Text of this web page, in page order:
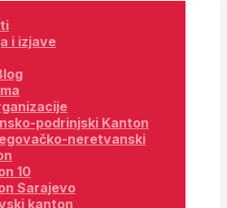
i izjave
podrinjski Kanton
neretvanski
10
Sarajevo
kanton